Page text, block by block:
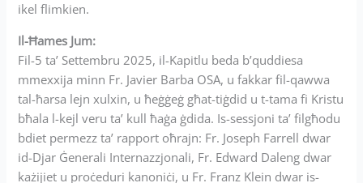
ikel flimkien.
Il-Ħames Jum:
Fil-5 ta’ Settembru 2025, il-Kapitlu beda b’quddiesa
mmexxija minn Fr. Javier Barba OSA, u fakkar fil-qawwa
tal-ħarsa lejn xulxin, u ħeġġeġ għat-tiġdid u t-tama fi Kristu
bħala l-kejl veru ta’ kull ħaġa ġdida. Is-sessjoni ta’ filgħodu
bdiet permezz ta’ rapport oħrajn: Fr. Joseph Farrell dwar
id-Djar Ġenerali Internazzjonali, Fr. Edward Daleng dwar
każijiet u proċeduri kanoniċi, u Fr. Franz Klein dwar is-